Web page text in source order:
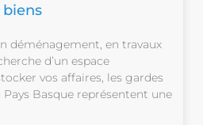
biens
déménagement, en travaux
d’un espace
vos affaires, les gardes
Basque représentent une